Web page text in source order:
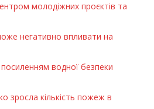
молодіжних проєктів та
негативно впливати на
водної безпеки
зросла кількість пожеж в